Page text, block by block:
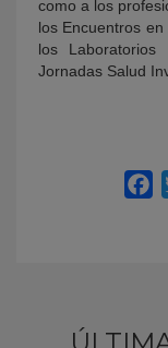
como a los
los Encuentros
los Laboratorios
Jornadas Salud